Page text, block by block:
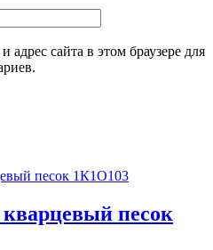
адрес сайта в этом браузере для
песок